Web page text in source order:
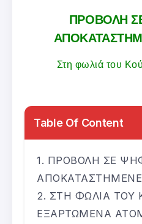
ΠΡΟΒΟΛΗ
Στη φωλιά του
Table Of Content
ΠΡΟΒΟΛΗ ΣΕ
ΣΤΗ ΦΩΛΙΑ ΤΟΥ
ΕΞΑΡΤΩΜΕΝΑ